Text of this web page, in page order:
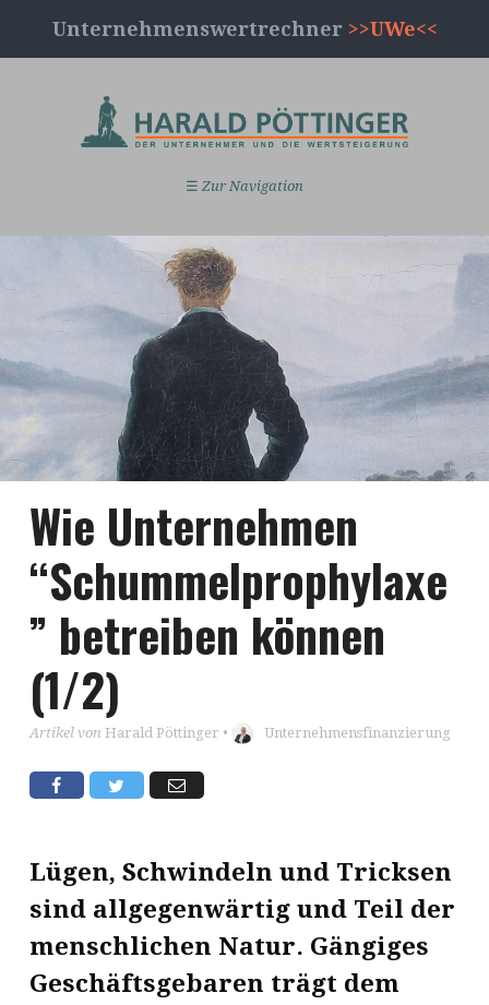
Unternehmenswertrechner >>UWe<<
☰ Zur Navigation
Wie Unternehmen
“Schummelprophylaxe
” betreiben können
(1/2)
Artikel von Harald Pöttinger • Unternehmensfinanzierung
Lügen, Schwindeln und Tricksen
sind allgegenwärtig und Teil der
menschlichen Natur. Gängiges
Geschäftsgebaren trägt dem